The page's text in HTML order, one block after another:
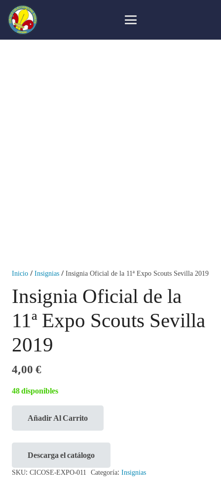
Inicio / Insignias / Insignia Oficial de la 11ª Expo Scouts Sevilla 2019
Insignia Oficial de la
11ª Expo Scouts Sevilla
2019
4,00€
48 disponibles
la
Añadir Al Carrito
Descarga el catálogo
SKU: CICOSE-EXPO-011 Categoría: Insignias